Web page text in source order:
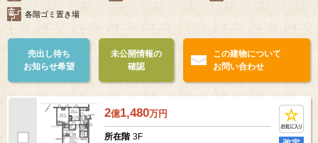
各階ゴミ置き場
売出し待ち
お知らせ希望
未公開情報の
確認
この建物について
お問い合わせ
2億1,480万円
所在階 3F